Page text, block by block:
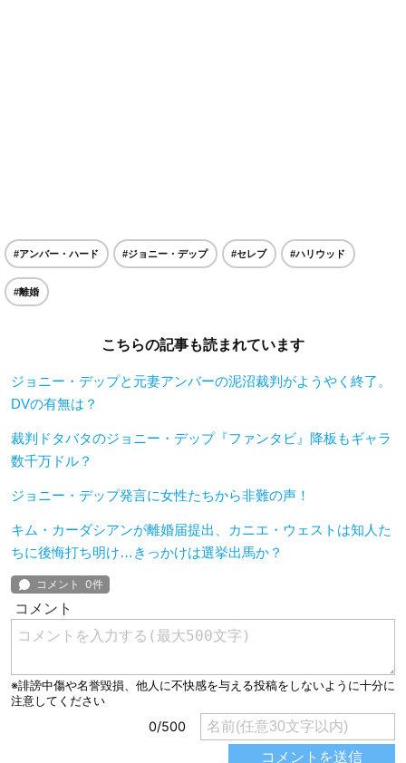
#アンバー・ハード #ジョニー・デップ #セレブ #ハリウッド
#離婚
こちらの記事も読まれています
ジョニー・デップと元妻アンバーの泥沼裁判がようやく終了。
DVの有無は？
裁判ドタバタのジョニー・デップ『ファンタビ』降板もギャラ
数千万ドル？
ジョニー・デップ発言に女性たちから非難の声！
キム・カーダシアンが離婚届提出、カニエ・ウェストは知人た
ちに後悔打ち明け…きっかけは選挙出馬か？